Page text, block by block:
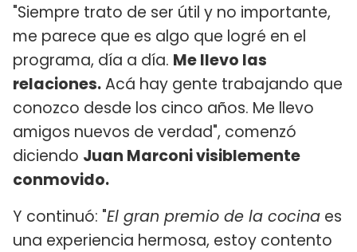
"Siempre trato de ser útil y no importante,
me parece que es algo que logré en el
programa, día a día. Me llevo las
relaciones.Acá hay gente trabajando que
conozco desde los cinco años. Me llevo
amigos nuevos de verdad", comenzó
diciendo Juan Marconi visiblemente
conmovido.
Y continuó: "El gran premio de la cocina es
una experiencia hermosa, estoy contento